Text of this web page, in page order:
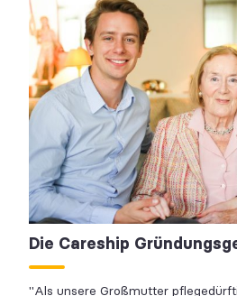
Die Careship
"Als unsere Großmutter